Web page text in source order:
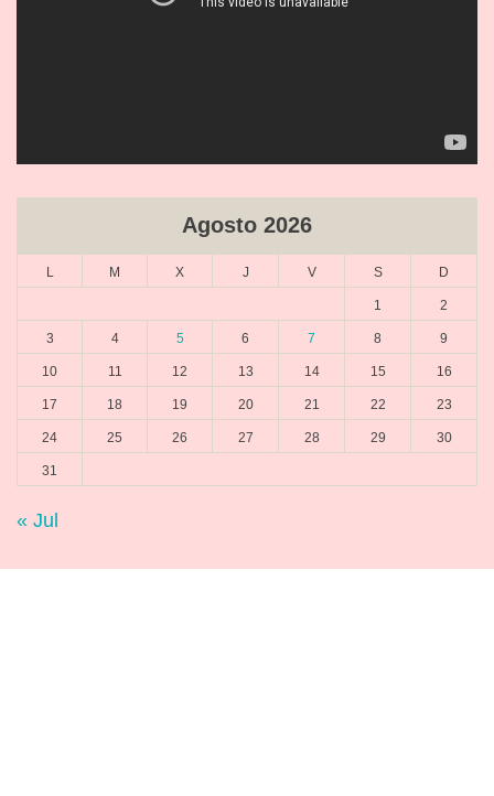
Agosto 2026
L M X J V S D
1 2
3 4 5 6 7 8 9
10 11 12 13 14 15 16
17 18 19 20 21 22 23
24 25 26 27 28 29 30
31
« Jul